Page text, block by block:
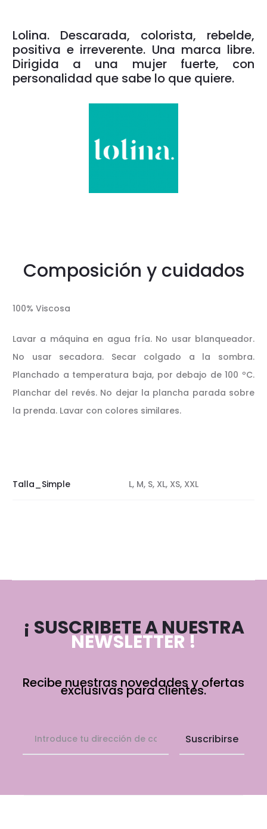
Lolina. Descarada, colorista, rebelde,
positiva e irreverente. Una marca libre.
Dirigida a una mujer fuerte, con
personalidad que sabe lo que quiere.
Composición y cuidados
100% Viscosa
Lavar a máquina en agua fría. No usar blanqueador.
No usar secadora. Secar colgado a la sombra.
Planchado a temperatura baja, por debajo de 100 ºC.
Planchar del revés. No dejar la plancha parada sobre
la prenda. Lavar con colores similares.
Talla_Simple L, M, S, XL, XS, XXL
¡ SUSCRIBETE A NUESTRA
NEWSLETTER !
Recibe nuestras novedades y ofertas
exclusivas para clientes.